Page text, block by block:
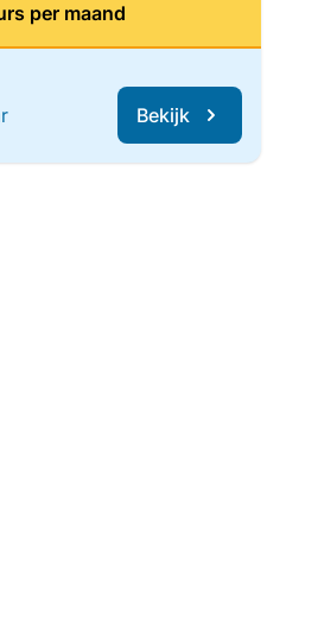
per maand
Bekijk